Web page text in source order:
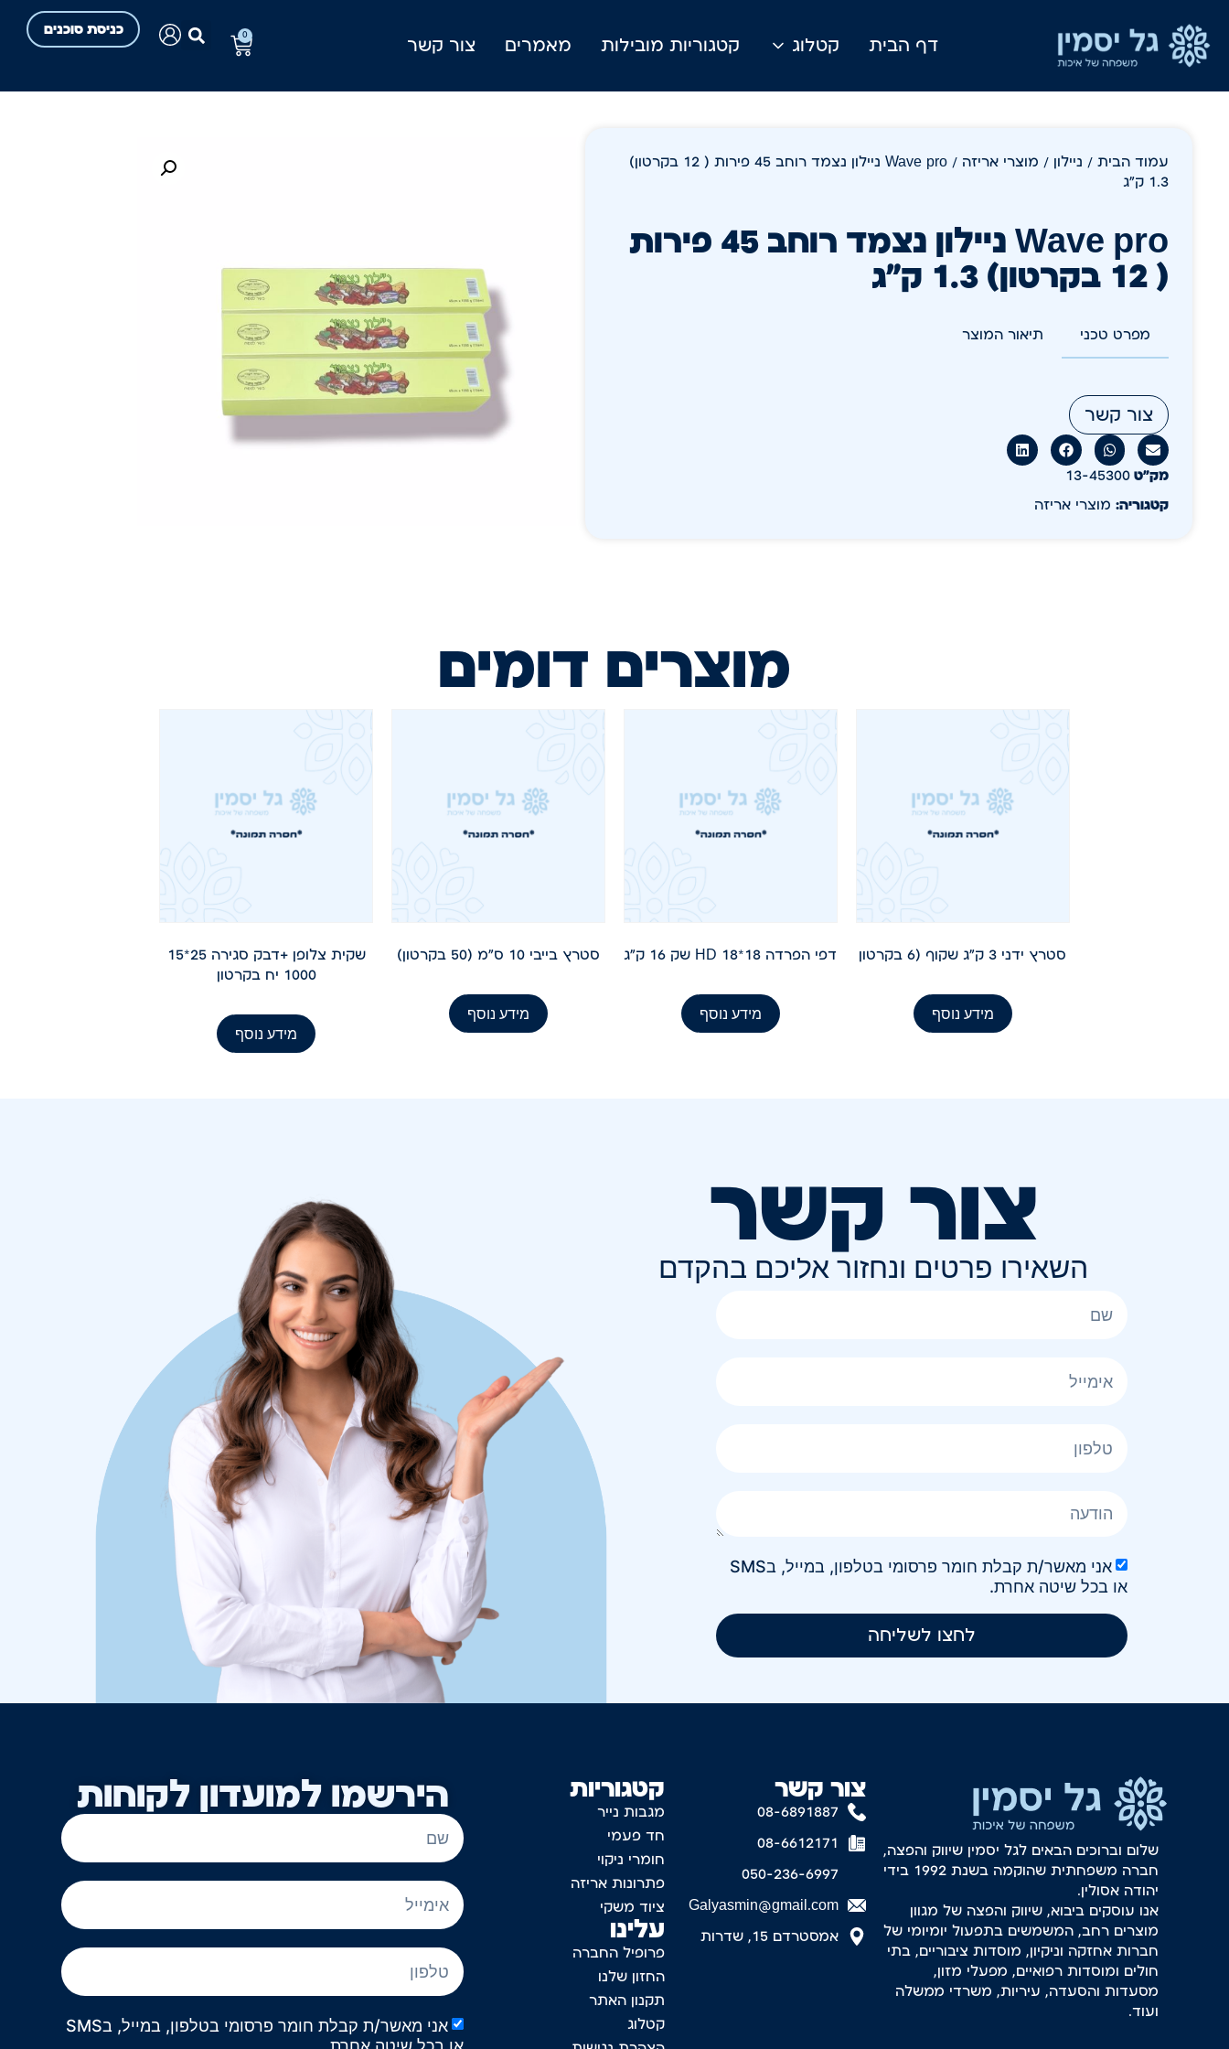
דף הבית קטלוג קטגוריות מובילות מאמרים צור קשר
כניסת סוכנים 0
עמוד הבית / ניילון / מוצרי אריזה
/ Wave pro ניילון נצמד רוחב 45 פירות ( 12 בקרטון)
1.3 ק"ג
Wave pro ניילון נצמד רוחב 45 פירות
( 12 בקרטון) 1.3 ק"ג
מפרט טכני תיאור המוצר
צור קשר
מק״ט 13-45300
קטגוריה: מוצרי אריזה
מוצרים דומים
סטרץ ידני 3 ק"ג שקוף (6 בקרטון
מידע נוסף
דפי הפרדה 18*18 HD שק 16 ק"ג
מידע נוסף
סטרץ בייבי 10 ס"מ (50 בקרטון)
מידע נוסף
שקית צלופן +דבק סגירה 25*15
1000 יח בקרטון
מידע נוסף
צור קשר
השאירו פרטים ונחזור אליכם בהקדם
אני מאשר/ת קבלת חומר פרסומי בטלפון, במייל, בSMS
או בכל שיטה אחרת.
לחצו לשליחה
הירשמו למועדון לקוחות
אני מאשר/ת קבלת חומר פרסומי בטלפון, במייל, בSMS
קטגוריות
מגבות נייר
חד פעמי
חומרי ניקוי
פתרונות אריזה
ציוד משקי
עלינו
פרופיל החברה
החזון שלנו
תקנון האתר
קטלוג
צור קשר
08-6891887
08-6612171
050-236-6997
Galyasmin@gmail.com
אמסטרדם 15, שדרות
שלום וברוכים הבאים לגל יסמין שיווק והפצה,
חברה משפחתית שהוקמה בשנת 1992 בידי
יהודה אסולין.
אנו עוסקים ביבוא, שיווק והפצה של מגוון
מוצרים רחב, המשמשים בתפעול יומיומי של
חברות אחזקה וניקיון, מוסדות ציבוריים, בתי
חולים ומוסדות רפואיים, מפעלי מזון,
מסעדות והסעדה, עיריות, משרדי ממשלה
ועוד.